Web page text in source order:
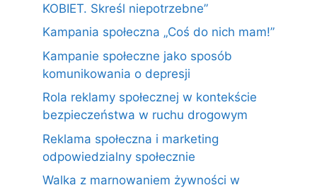
KOBIET. Skreśl niepotrzebne”
Kampania społeczna „Coś do nich mam!”
Kampanie społeczne jako sposób
komunikowania o depresji
Rola reklamy społecznej w kontekście
bezpieczeństwa w ruchu drogowym
Reklama społeczna i marketing
odpowiedzialny społecznie
Walka z marnowaniem żywności w